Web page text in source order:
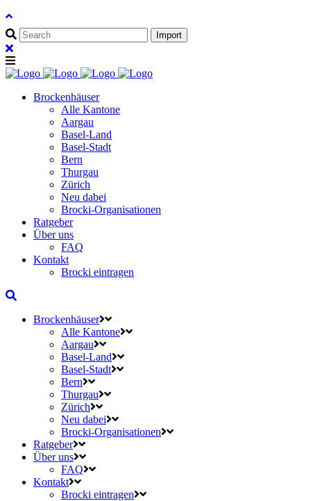
Brockenhäuser
Alle Kantone
Aargau
Basel-Land
Basel-Stadt
Bern
Thurgau
Zürich
Neu dabei
Brocki-Organisationen
Ratgeber
Über uns
FAQ
Kontakt
Brocki eintragen
Brockenhäuser
Alle Kantone
Aargau
Basel-Land
Basel-Stadt
Bern
Thurgau
Zürich
Neu dabei
Brocki-Organisationen
Ratgeber
Über uns
FAQ
Kontakt
Brocki eintragen